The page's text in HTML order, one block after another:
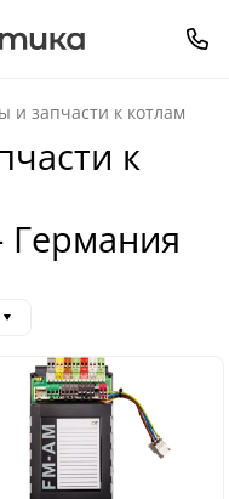
и запчасти к котлам
к
Германия